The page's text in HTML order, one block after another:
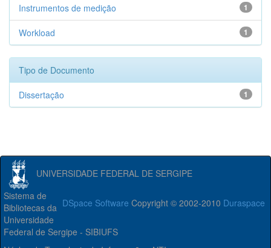
1
Instrumentos de medição
1
Workload
Tipo de Documento
1
Dissertação
UNIVERSIDADE FEDERAL DE SERGIPE
DSpace Software Copyright © 2002-2010 Duraspace
Sistema de
Bibliotecas da
Universidade
Federal de Sergipe - SIBIUFS